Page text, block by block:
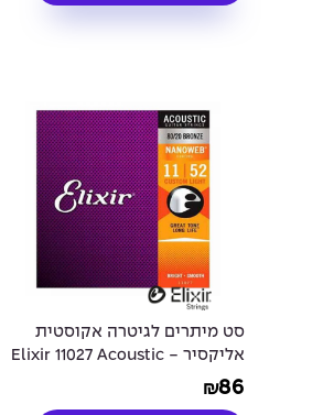
סט מיתרים לגיטרה אקוסטית
אליקסיר - Elixir 11027 Acoustic
80/20 NANOWEB® Coated 11-
₪86